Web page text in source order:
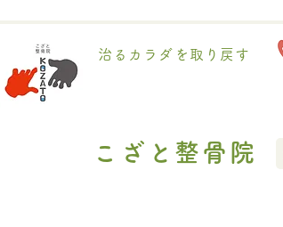
治るカラダを取り戻す
こざと整骨院